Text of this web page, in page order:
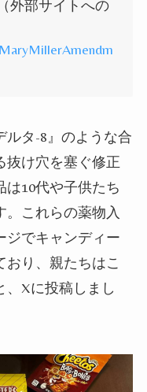
外部サイトへの
ルタ-8』のような合
抜け穴を塞ぐ修正
は10代や子供たち
。これらの薬物入
ジでキャンディー
おり、親たちはこ
Xに投稿しまし